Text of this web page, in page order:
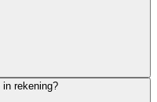
rekening?